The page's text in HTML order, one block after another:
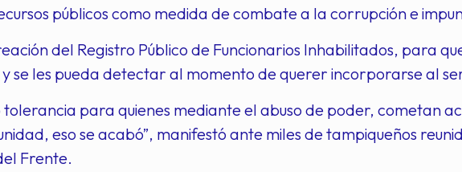
públicos como medida de combate a la corrupción e
del Registro Público de Funcionarios Inhabilitados, para
se les pueda detectar al momento de querer incorporarse al
para quienes mediante el abuso de poder, cometan
eso se acabó”, manifestó ante miles de tampiqueños
Frente.